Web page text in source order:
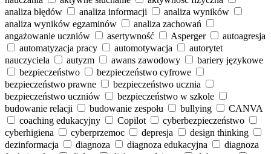
analiza błędów
analiza informacji
analiza wyników
analiza wyników egzaminów
analiza zachowań
angażowanie uczniów
asertywność Asperger
autoagresja
automatyzacja pracy
automotywacja
autorytet
nauczyciela
autyzm awans zawodowy
bariery językowe
bezpieczeństwo
bezpieczeństwo cyfrowe
bezpieczeństwo prawne
bezpieczeństwo ucznia
bezpieczeństwo uczniów
bezpieczeństwo w szkole
budowanie relacji
budowanie zespołu bullying
CANVA
coaching edukacyjny
Copilot
cyberbezpieczeństwo
cyberhigiena
cyberprzemoc depresja
design thinking
dezinformacja
diagnoza diagnoza edukacyjna
diagnoza